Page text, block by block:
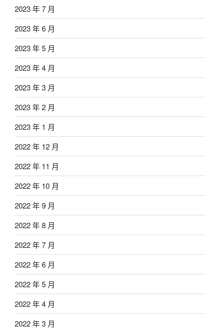
2023 年 7 月
2023 年 6 月
2023 年 5 月
2023 年 4 月
2023 年 3 月
2023 年 2 月
2023 年 1 月
2022 年 12 月
2022 年 11 月
2022 年 10 月
2022 年 9 月
2022 年 8 月
2022 年 7 月
2022 年 6 月
2022 年 5 月
2022 年 4 月
2022 年 3 月